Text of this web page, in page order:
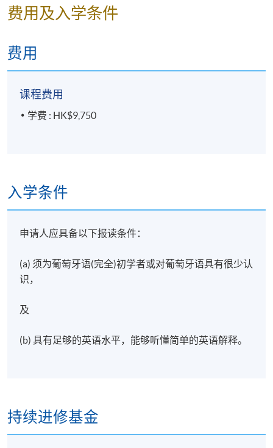
费用及入学条件
费用
课程费用
学费 : HK$9,750
入学条件
申请人应具备以下报读条件：
(a) 须为葡萄牙语(完全)初学者或对葡萄牙语具有很少认
识，
及
(b) 具有足够的英语水平，能够听懂简单的英语解释。
持续进修基金